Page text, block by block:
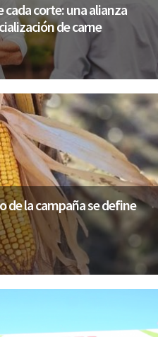
cada corte: una alianza
de carne
de la campaña se define